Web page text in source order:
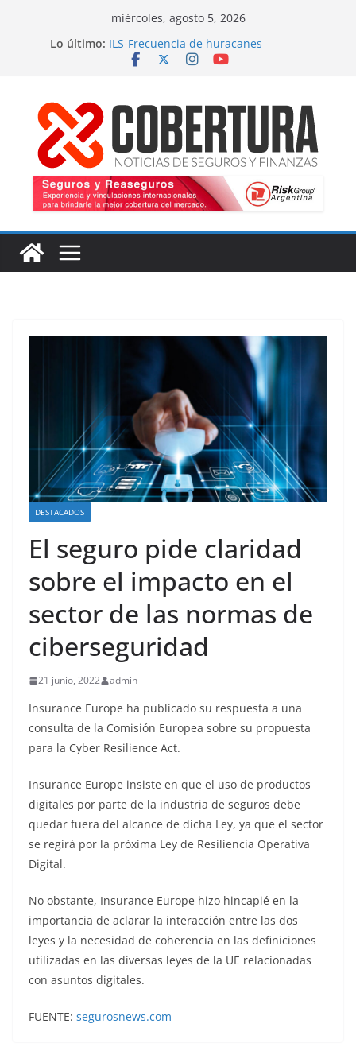
miércoles, agosto 5, 2026
Lo último: ILS-Frecuencia de huracanes
Seguro marítimo-Presiones cruzadas
Fitch-Impulso a la innovación
DESTACADOS
El seguro pide claridad
sobre el impacto en el
sector de las normas de
ciberseguridad
21 junio, 2022 admin
Insurance Europe ha publicado su respuesta a una
consulta de la Comisión Europea sobre su propuesta
para la Cyber Resilience Act.
Insurance Europe insiste en que el uso de productos
digitales por parte de la industria de seguros debe
quedar fuera del alcance de dicha Ley, ya que el sector
se regirá por la próxima Ley de Resiliencia Operativa
Digital.
No obstante, Insurance Europe hizo hincapié en la
importancia de aclarar la interacción entre las dos
leyes y la necesidad de coherencia en las definiciones
utilizadas en las diversas leyes de la UE relacionadas
con asuntos digitales.
FUENTE: segurosnews.com